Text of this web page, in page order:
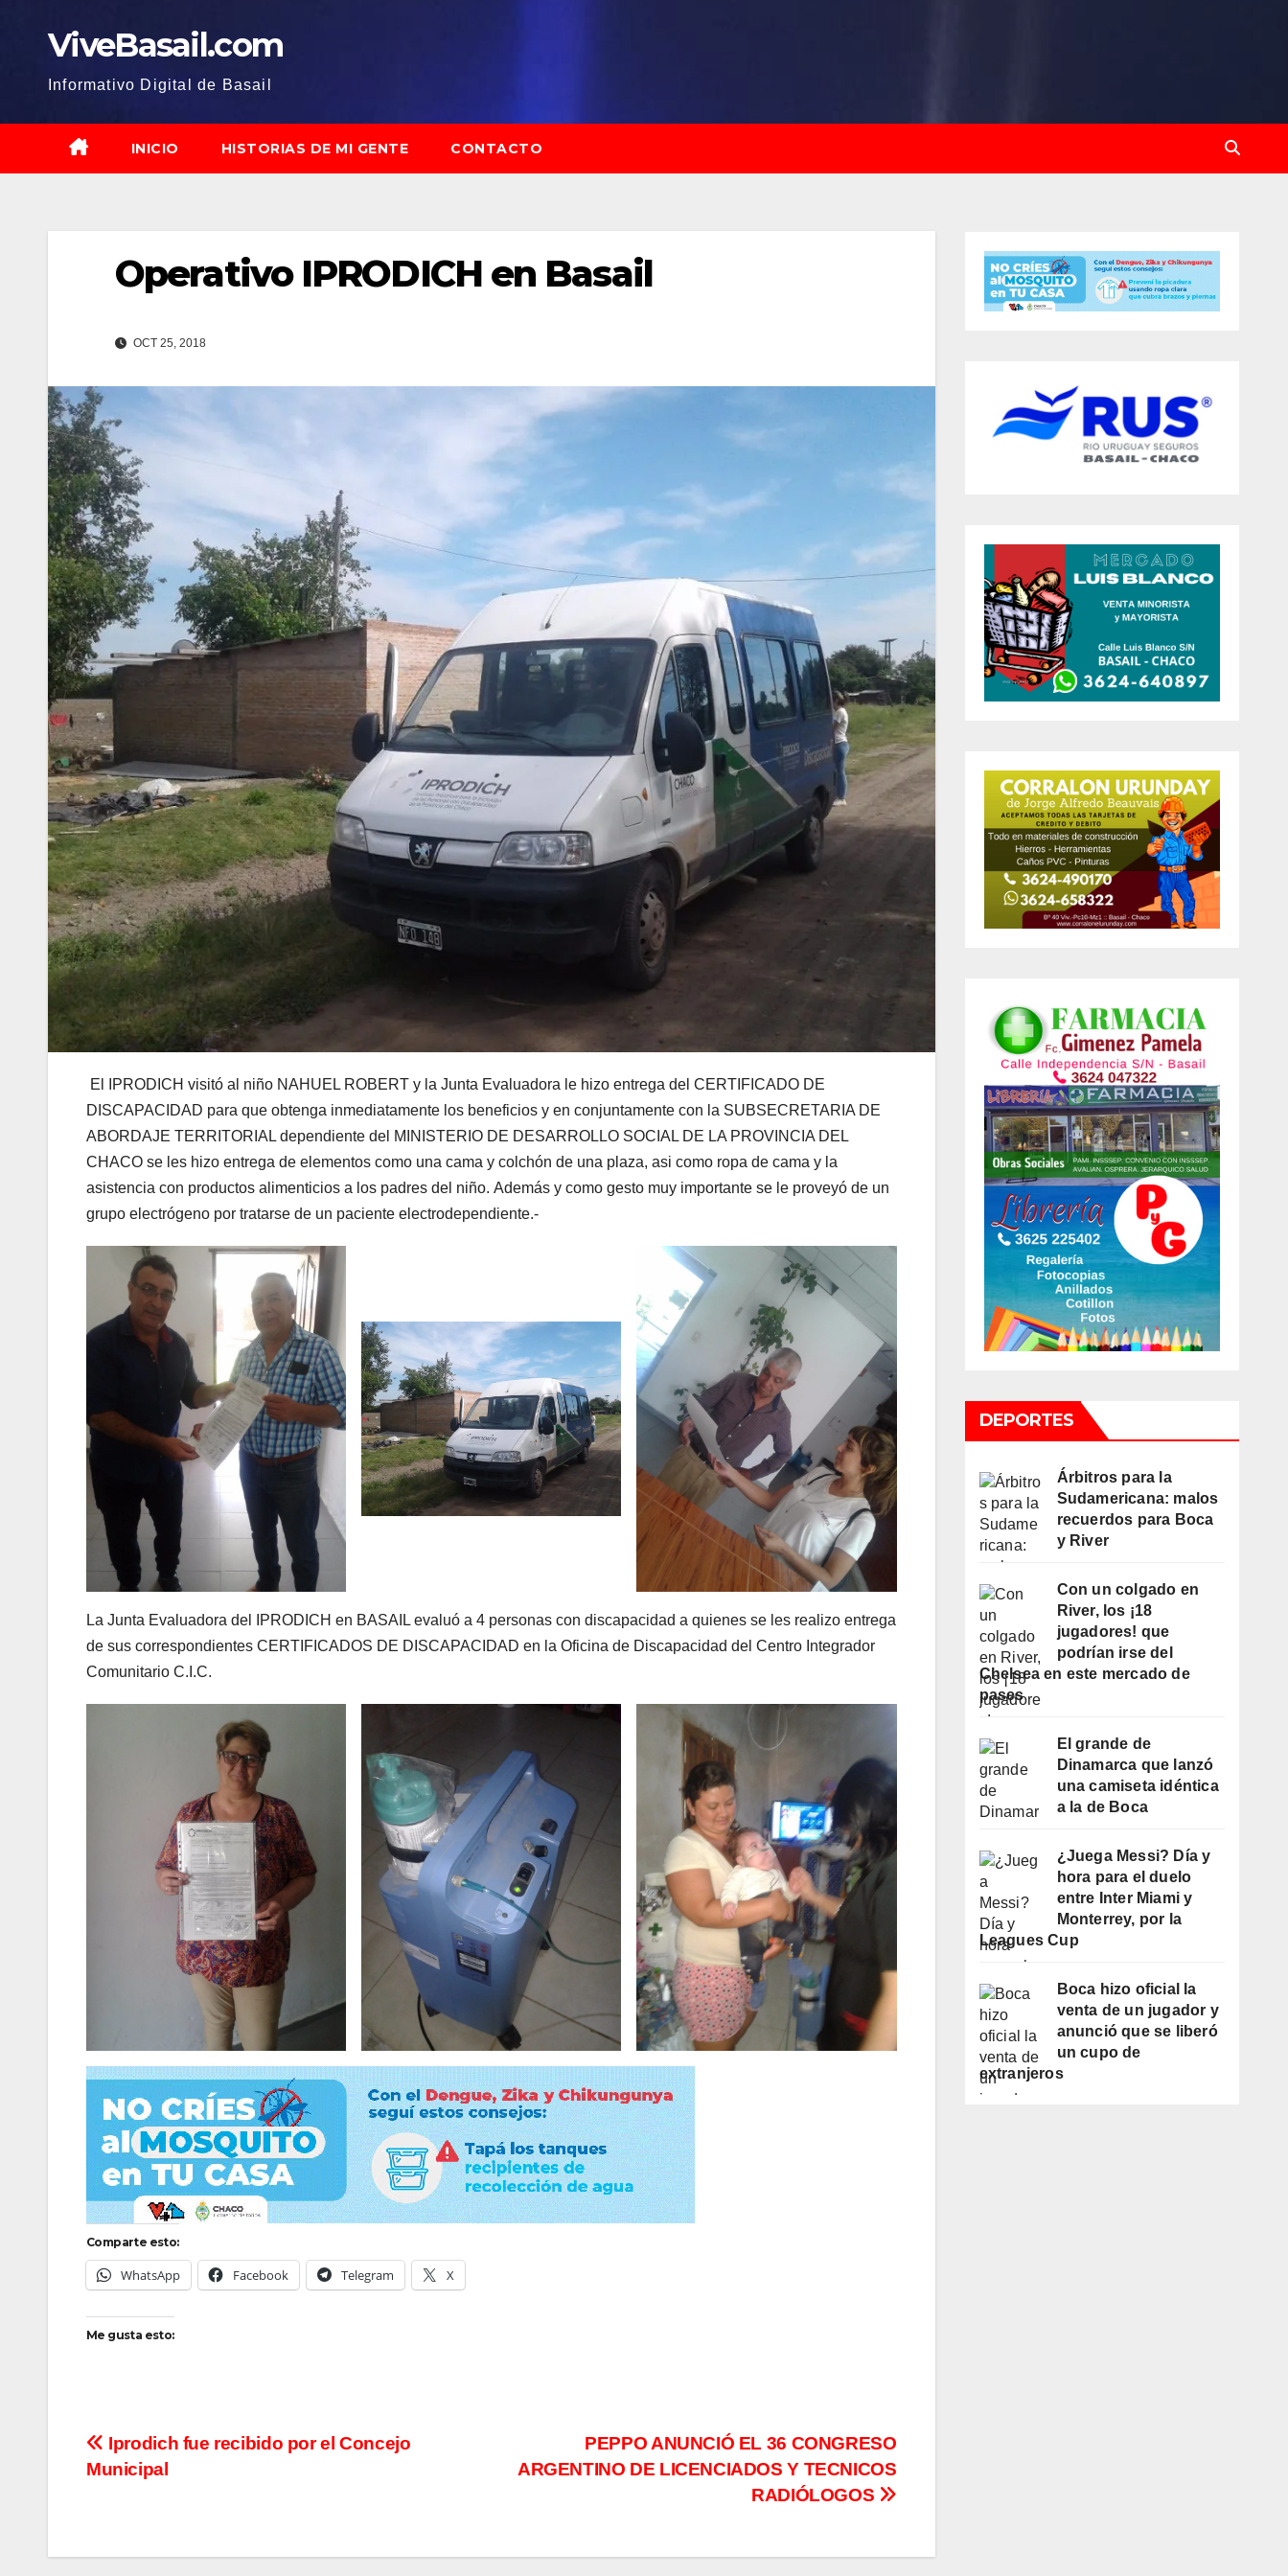
ViveBasail.com
Informativo Digital de Basail
INICIO HISTORIAS DE MI GENTE CONTACTO
Operativo IPRODICH en Basail
OCT 25, 2018
El IPRODICH visitó al niño NAHUEL ROBERT y la Junta Evaluadora le hizo entrega del CERTIFICADO DE
DISCAPACIDAD para que obtenga inmediatamente los beneficios y en conjuntamente con la SUBSECRETARIA DE
ABORDAJE TERRITORIAL dependiente del MINISTERIO DE DESARROLLO SOCIAL DE LA PROVINCIA DEL
CHACO se les hizo entrega de elementos como una cama y colchón de una plaza, asi como ropa de cama y la
asistencia con productos alimenticios a los padres del niño. Además y como gesto muy importante se le proveyó de un
grupo electrógeno por tratarse de un paciente electrodependiente.-
La Junta Evaluadora del IPRODICH en BASAIL evaluó a 4 personas con discapacidad a quienes se les realizo entrega
de sus correspondientes CERTIFICADOS DE DISCAPACIDAD en la Oficina de Discapacidad del Centro Integrador
Comunitario C.I.C.
Comparte esto:
WhatsApp Facebook Telegram X
Me gusta esto:
Navegación
PEPPO ANUNCIÓ EL 36 CONGRESO
ARGENTINO DE LICENCIADOS Y TECNICOS
RADIÓLOGOS
Iprodich fue recibido por el Concejo
Municipal
DEPORTES
Árbitros para la
Sudamericana: malos
recuerdos para Boca
y River
Con un colgado en
River, los ¡18
jugadores! que
podrían irse del
Chelsea en este mercado de
pases
El grande de
Dinamarca que lanzó
una camiseta idéntica
a la de Boca
¿Juega Messi? Día y
hora para el duelo
entre Inter Miami y
Monterrey, por la
Leagues Cup
Boca hizo oficial la
venta de un jugador y
anunció que se liberó
un cupo de
extranjeros